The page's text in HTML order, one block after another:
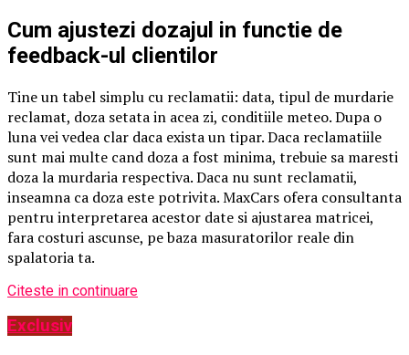
Cum ajustezi dozajul in functie de
feedback-ul clientilor
Tine un tabel simplu cu reclamatii: data, tipul de murdarie
reclamat, doza setata in acea zi, conditiile meteo. Dupa o
luna vei vedea clar daca exista un tipar. Daca reclamatiile
sunt mai multe cand doza a fost minima, trebuie sa maresti
doza la murdaria respectiva. Daca nu sunt reclamatii,
inseamna ca doza este potrivita. MaxCars ofera consultanta
pentru interpretarea acestor date si ajustarea matricei,
fara costuri ascunse, pe baza masuratorilor reale din
spalatoria ta.
Citeste in continuare
Exclusiv